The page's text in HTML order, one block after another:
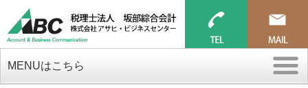
MENUはこちら